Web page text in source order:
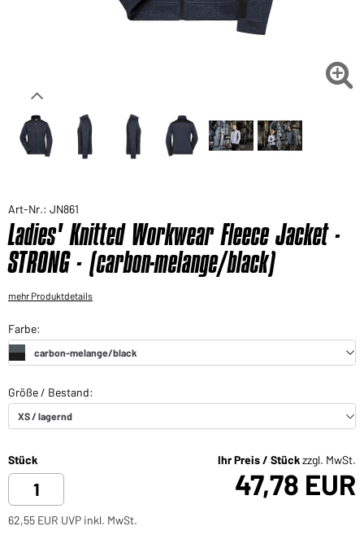
Sie möchten gerne für Ihren privaten Bedarf

Art-Nr.: JN861
Ladies' Knitted Workwear Fleece Jacket -
STRONG - (carbon-melange/black)
mehr Produktdetails
Stück Ihr Preis / Stückzzgl. MwSt.
47,78 EUR
62,55 EUR UVP inkl. MwSt.